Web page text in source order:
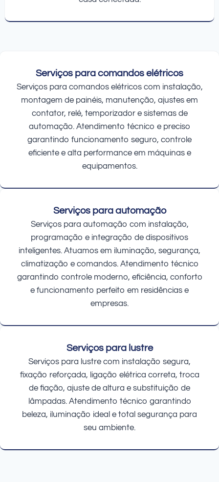
Serviços para comandos elétricos
Serviços para comandos elétricos com instalação,
montagem de painéis, manutenção, ajustes em
contator, relé, temporizador e sistemas de
automação. Atendimento técnico e preciso
garantindo funcionamento seguro, controle
eficiente e alta performance em máquinas e
equipamentos.
Serviços para automação
Serviços para automação com instalação,
programação e integração de dispositivos
inteligentes. Atuamos em iluminação, segurança,
climatização e comandos. Atendimento técnico
garantindo controle moderno, eficiência, conforto
e funcionamento perfeito em residências e
empresas.
Serviços para lustre
Serviços para lustre com instalação segura,
fixação reforçada, ligação elétrica correta, troca
de fiação, ajuste de altura e substituição de
lâmpadas. Atendimento técnico garantindo
beleza, iluminação ideal e total segurança para
seu ambiente.